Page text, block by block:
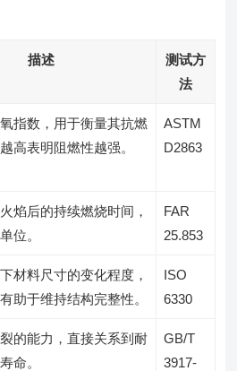
描述
测试方
法
指数，用于衡量其抗燃
高表明阻燃性越强。
ASTM
D2863
焰后的持续燃烧时间，
位。
FAR
25.853
材料尺寸的变化程度，
助于维持结构完整性。
ISO
6330
的能力，直接关系到耐
命。
GB/T
3917-